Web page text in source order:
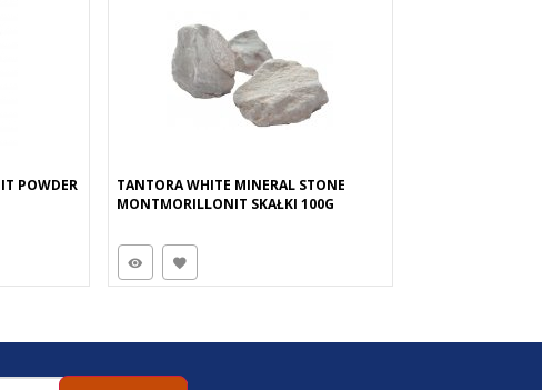
POWDER
TANTORA WHITE MINERAL STONE
MONTMORILLONIT SKAŁKI 100G